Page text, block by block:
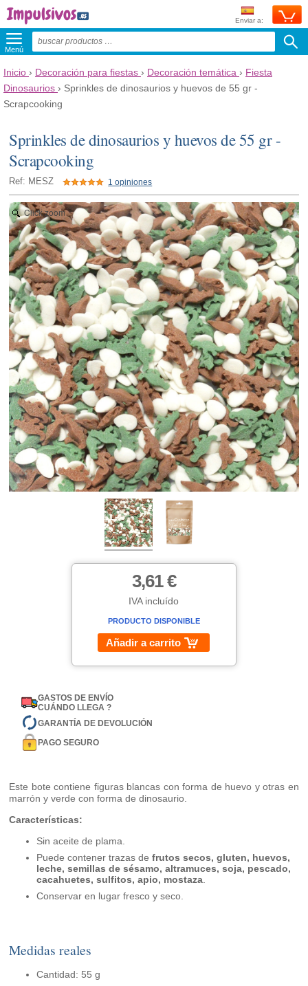
Enviar a:
Menú
Inicio › Decoración para fiestas › Decoración temática › Fiesta
Dinosaurios › Sprinkles de dinosaurios y huevos de 55 gr -
Scrapcooking
Sprinkles de dinosaurios y huevos de 55 gr -
Scrapcooking
Ref: MESZ 1 opiniones
Click zoom
3,61 €
IVA incluído
PRODUCTO DISPONIBLE
Añadir a carrito
GASTOS DE ENVÍO
CUÁNDO LLEGA ?
GARANTÍA DE DEVOLUCIÓN
PAGO SEGURO
Este bote contiene figuras blancas con forma de huevo y otras en
marrón y verde con forma de dinosaurio.
Características:
Sin aceite de plama.
Puede contener trazas defrutos secos, gluten, huevos,
leche, semillas de sésamo, altramuces, soja, pescado,
cacahuetes, sulfitos, apio, mostaza.
Conservar en lugar fresco y seco.
Medidas reales
Cantidad: 55 g